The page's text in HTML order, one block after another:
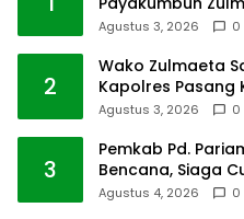
Agustus 3, 2026 0
2
Wako Zulmaeta
Kapolres Pasang
Agustus 3, 2026 0
3
Pemkab Pd.
Bencana, Siaga
Agustus 4, 2026 0